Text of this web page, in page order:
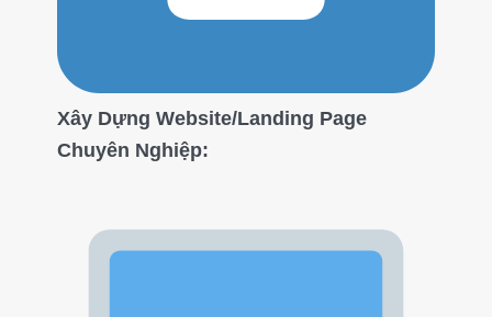
Xây Dựng Website/Landing Page
Chuyên Nghiệp: